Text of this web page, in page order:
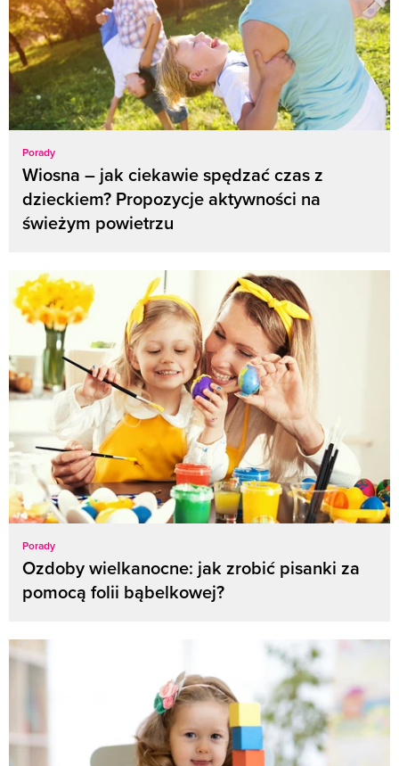
Porady
Wiosna – jak ciekawie spędzać czas z
dzieckiem? Propozycje aktywności na
świeżym powietrzu
Porady
Ozdoby wielkanocne: jak zrobić pisanki za
pomocą folii bąbelkowej?